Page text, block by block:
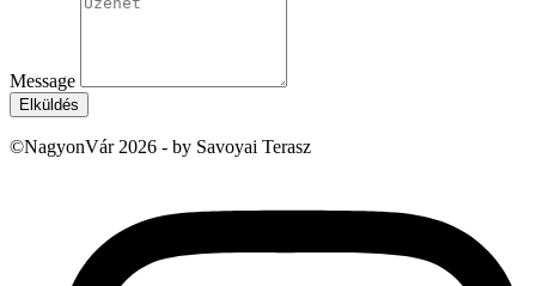
Message
Elküldés
©NagyonVár 2026 - by Savoyai Terasz